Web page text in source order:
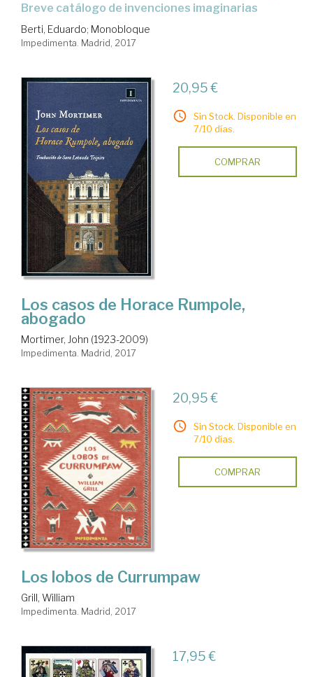
breve catálogo de invenciones imaginarias
Berti, Eduardo; Monobloque
Impedimenta. Madrid, 2017
20,95 €
Sin Stock. Disponible en
7/10 días.
COMPRAR
Los casos de Horace Rumpole,
abogado
Mortimer, John (1923-2009)
Impedimenta. Madrid, 2017
20,95 €
Sin Stock. Disponible en
7/10 días.
COMPRAR
Los lobos de Currumpaw
Grill, William
Impedimenta. Madrid, 2017
17,95 €